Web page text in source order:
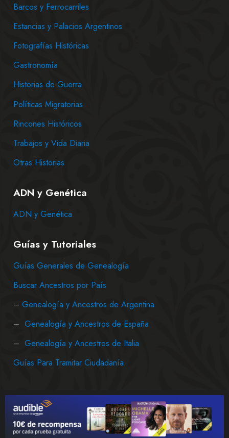
Barcos y Ferrocarriles
Estancias y Palacios Argentinos
Fotografías Históricas
Gastronomía
Historias de Guerra
Políticas Migratorias
Rincones Históricos
Trabajos y Vida Diaria
Otras Historias
ADN y Genética
ADN y Genética
Guías y Tutoriales
Guías Generales de Genealogía
Buscar Ancestros por País
– Genealogía y Ancestros de Argentina
– Genealogía y Ancestros de España
– Genealogía y Ancestros de Italia
Guías Para Tramitar Ciudadanía